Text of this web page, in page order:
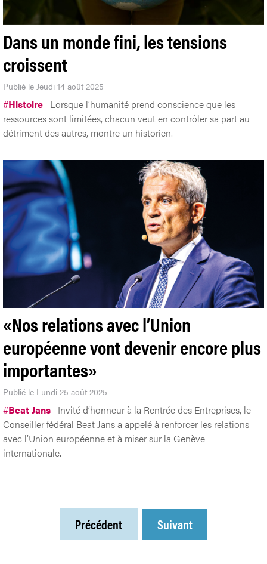
Dans un monde fini, les tensions
croissent
Publié le Jeudi 14 août 2025
#Histoire Lorsque l’humanité prend conscience que les
ressources sont limitées, chacun veut en contrôler sa part au
détriment des autres, montre un historien.
«Nos relations avec l’Union
européenne vont devenir encore plus
importantes»
Publié le Lundi 25 août 2025
#Beat Jans Invité d’honneur à la Rentrée des Entreprises, le
Conseiller fédéral Beat Jans a appelé à renforcer les relations
avec l’Union européenne et à miser sur la Genève
internationale.
Précédent Suivant